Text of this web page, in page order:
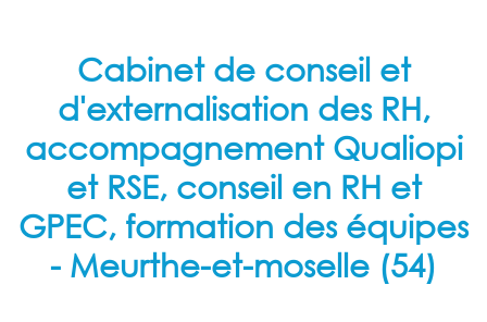
ACCUEIL
Cabinet de conseil et
d'externalisation des RH,
accompagnement Qualiopi
et RSE, conseil en RH et
GPEC, formation des équipes
- Meurthe-et-moselle (54)